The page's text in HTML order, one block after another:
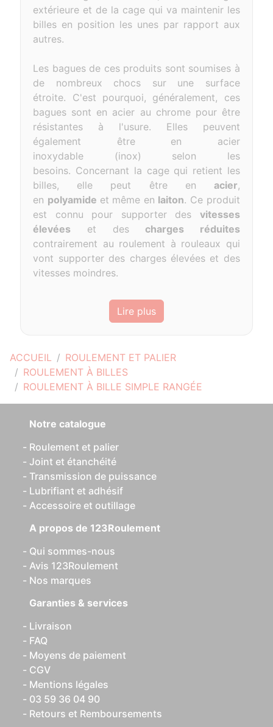
ACCUEIL
ROULEMENT ET PALIER
ROULEMENT À BILLES
ROULEMENT À BILLE SIMPLE RANGÉE
extérieure et de la cage qui va maintenir les
billes en position les unes par rapport aux
autres.
Les bagues de ces produits sont soumises à
de nombreux chocs sur une surface
étroite.
C'est pourquoi, généralement, ces
bagues sont en acier au chrome pour être
résistantes à l'usure.
Elles peuvent
également être en acier
inoxydable
(inox)
selon les
besoins. Concernant la cage qui retient les
billes, elle peut être en acier,
en polyamide et même en laiton. Ce produit
est connu pour supporter des vitesses
élevées et descharges réduites
contrairement au roulement à rouleaux qui
vont supporter des charges élevées et des
vitesses moindres.
Lire plus
Notre catalogue
Roulement et palier
Joint et étanchéité
Transmission de puissance
Lubrifiant et adhésif
Accessoire et outillage
A propos de 123Roulement
Qui sommes-nous
Avis 123Roulement
Nos marques
Garanties & services
Livraison
FAQ
Moyens de paiement
CGV
Mentions légales
03 59 36 04 90
Retours et Remboursements